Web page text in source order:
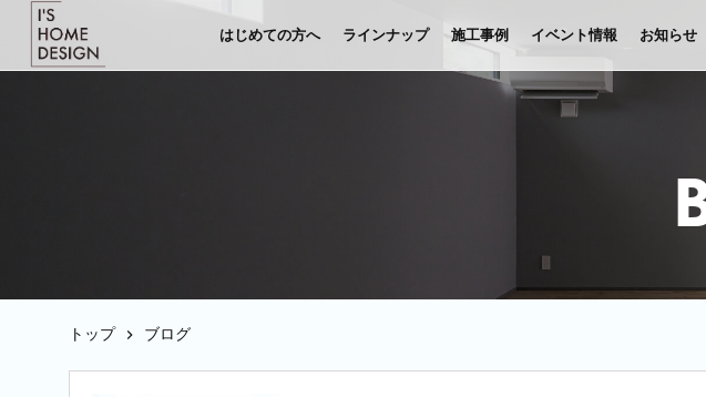
はじめての方へ ラインナップ 施工事例 イベント情報 お知らせ
トップ ブログ